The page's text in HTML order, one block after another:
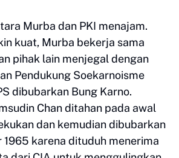
Murba dan PKI menajam.
kuat, Murba bekerja sama
pihak lain menjegal dengan
Pendukung Soekarnoisme
dibubarkan Bung Karno.
Chan ditahan pada awal
dan kemudian dibubarkan
karena dituduh menerima